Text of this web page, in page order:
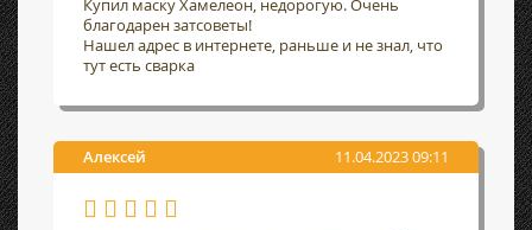
Купил маску Хамелеон, недорогую. Очень
благодарен затсоветы!
Нашел адрес в интернете, раньше и не знал, что
тут есть сварка
Алексей 11.04.2023 09:11